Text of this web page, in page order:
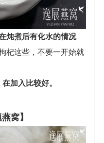
炖煮后有化水的情况
杞这些，不要一开始就
加入比较好。
窝】